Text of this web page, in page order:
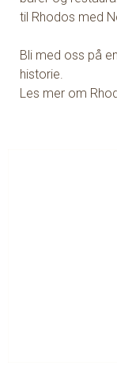
til Rhodos med
Bli med oss på
historie.
Les mer om